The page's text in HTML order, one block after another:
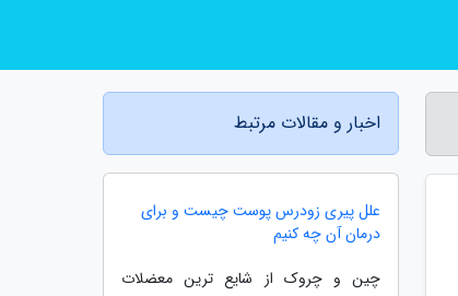
اخبار و مقالات مرتبط
علل پیری زودرس پوست چیست و برای
درمان آن چه کنیم
چین و چروک از شایع ترین معضلات